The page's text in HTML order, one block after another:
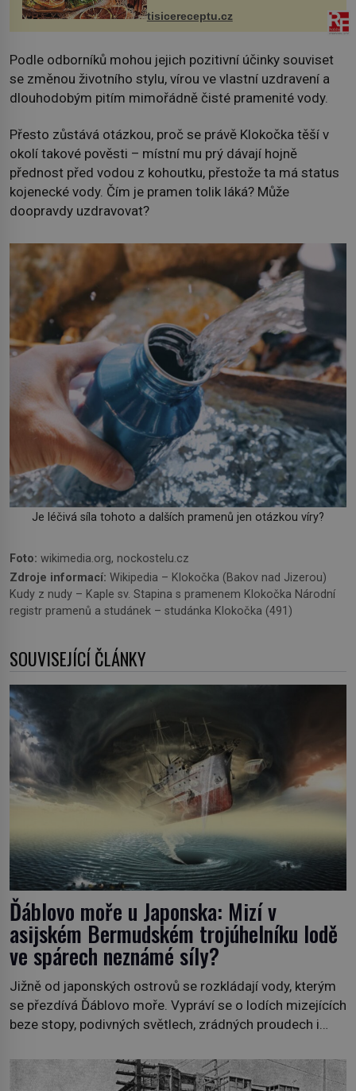
tisicereceptu.cz
Podle odborníků mohou jejich pozitivní účinky souviset
se změnou životního stylu, vírou ve vlastní uzdravení a
dlouhodobým pitím mimořádně čisté pramenité vody.
Přesto zůstává otázkou, proč se právě Klokočka těší v
okolí takové pověsti – místní mu prý dávají hojně
přednost před vodou z kohoutku, přestože ta má status
kojenecké vody. Čím je pramen tolik láká? Může
doopravdy uzdravovat?
Je léčivá síla tohoto a dalších pramenů jen otázkou víry?
Foto: wikimedia.org, nockostelu.cz
Zdroje informací: Wikipedia – Klokočka (Bakov nad Jizerou)
Kudy z nudy – Kaple sv. Stapina s pramenem Klokočka Národní
registr pramenů a studánek – studánka Klokočka (491)
SOUVISEJÍCÍ ČLÁNKY
Ďáblovo moře u Japonska: Mizí v
asijském Bermudském trojúhelníku lodě
ve spárech neznámé síly?
Jižně od japonských ostrovů se rozkládají vody, kterým
se přezdívá Ďáblovo moře. Vypráví se o lodích mizejících
beze stopy, podivných světlech, zrádných proudech i
dávných legendách. Je tichomořský Dračí trojúhelník
skutečně prokletým místem, nebo se zde jen